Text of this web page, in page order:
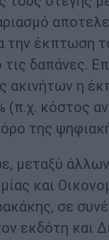
την έκπτωση
δαπάνες.
ακινήτων η
(π.χ. κόστος
της
μεταξύ
και
σε
εκδότη και